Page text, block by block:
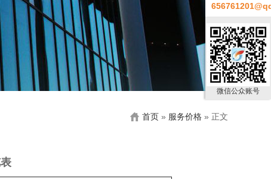
首页 » 服务价格 » 正文
微信公众账号